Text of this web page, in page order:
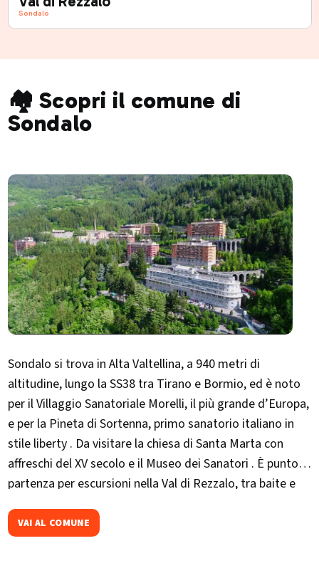
Sondalo
🏘️ Scopri il comune di
Sondalo
Sondalo si trova in Alta Valtellina, a 940 metri di
altitudine, lungo la SS38 tra Tirano e Bormio, ed è noto
per il Villaggio Sanatoriale Morelli, il più grande d’Europa,
e per la Pineta di Sortenna, primo sanatorio italiano in
stile liberty . Da visitare la chiesa di Santa Marta con
affreschi del XV secolo e il Museo dei Sanatori . È punto di
partenza per escursioni nella Val di Rezzalo, tra baite e
Migiondara
VAI AL COMUNE